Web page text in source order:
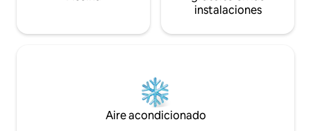
instalaciones
Aire acondicionado